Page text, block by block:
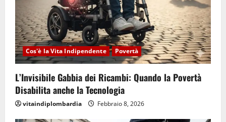
Cos'è la Vita Indipendente Povertà
L’Invisibile Gabbia dei Ricambi: Quando la Povertà
Disabilita anche la Tecnologia
vitaindiplombardia Febbraio 8, 2026